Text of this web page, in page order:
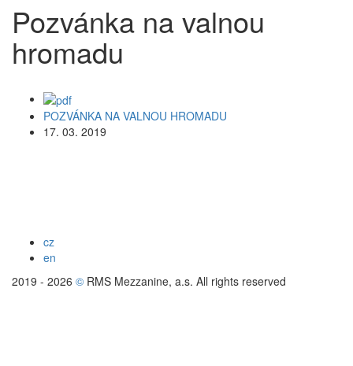
Pozvánka na valnou
hromadu
POZVÁNKA NA VALNOU HROMADU
17. 03. 2019
cz
en
2019 - 2026 © RMS Mezzanine, a.s. All rights reserved